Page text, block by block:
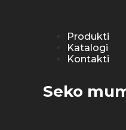
Produkti
Katalogi
Kontakti
Seko